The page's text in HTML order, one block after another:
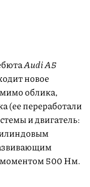
Audi A5
новое
облика,
(ее переработали
и двигатель:
моментом 500 Нм.